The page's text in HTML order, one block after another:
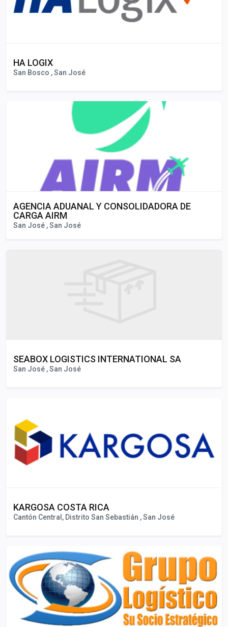
HA LOGIX
San Bosco , San José
AGENCIA ADUANAL Y CONSOLIDADORA DE
CARGA AIRM
San José , San José
SEABOX LOGISTICS INTERNATIONAL SA
San José , San José
KARGOSA COSTA RICA
Cantón Central, Distrito San Sebastián , San José